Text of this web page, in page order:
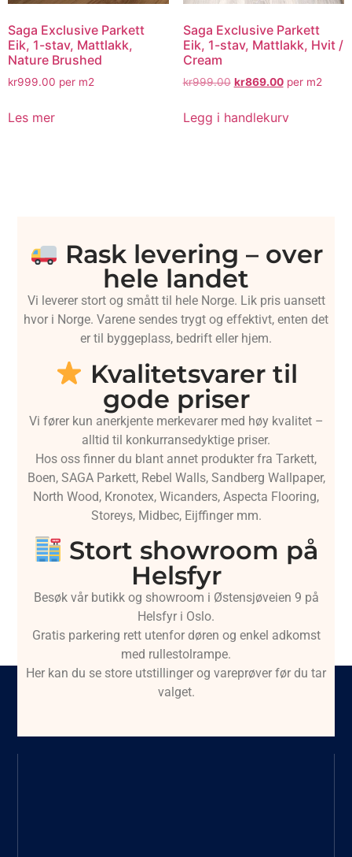
Saga Exclusive Parkett
Eik, 1-stav, Mattlakk,
Nature Brushed
kr999.00 per m2
Les mer
Saga Exclusive Parkett
Eik, 1-stav, Mattlakk, Hvit /
Cream
kr999.00 kr869.00per m2
Legg i handlekurv
Rask levering – over
hele landet
Vi leverer stort og smått til hele Norge. Lik pris uansett
hvor i Norge. Varene sendes trygt og effektivt, enten det
er til byggeplass, bedrift eller hjem.
Kvalitetsvarer til
gode priser
Vi fører kun anerkjente merkevarer med høy kvalitet –
alltid til konkurransedyktige priser.
Hos oss finner du blant annet produkter fra Tarkett,
Boen, SAGA Parkett, Rebel Walls, Sandberg Wallpaper,
North Wood, Kronotex, Wicanders, Aspecta Flooring,
Storeys, Midbec, Eijffinger mm.
Stort showroom på
Helsfyr
Besøk vår butikk og showroom i Østensjøveien 9 på
Helsfyr i Oslo.
Gratis parkering rett utenfor døren og enkel adkomst
med rullestolrampe.
Her kan du se store utstillinger og vareprøver før du tar
valget.